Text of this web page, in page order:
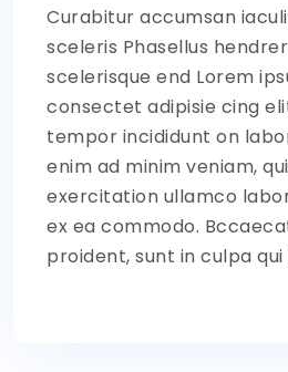
Curabitur accumsan
sceleris Phasellus
scelerisque end Lorem
consectet adipisie cing
tempor incididunt on
enim ad minim veniam,
exercitation ullamco
ex ea commodo.
proident, sunt in culpa qui